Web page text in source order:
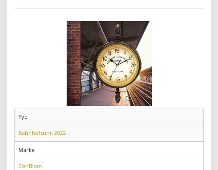
Typ
Bahnhofsuhr-2022
Marke
ConBlom